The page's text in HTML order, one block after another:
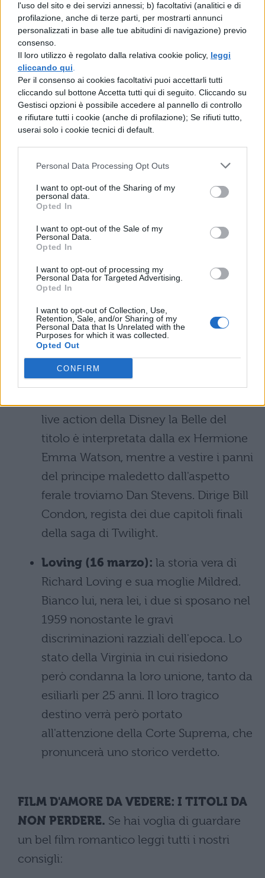
l'uso del sito e dei servizi annessi; b) facoltativi (analitici e di
profilazione, anche di terze parti, per mostrarti annunci
personalizzati in base alle tue abitudini di navigazione) previo
consenso.
Il loro utilizzo è regolato dalla relativa cookie policy, leggi
cliccando qui
Per il consenso ai cookies facoltativi puoi accettarli tutti
cliccando sul bottone Accetta tutti qui di seguito. Cliccando su
Gestisci opzioni è possibile accedere al pannello di controllo
e rifiutare tutti i cookie (anche di profilazione); Se rifiuti tutto,
userai solo i cookie tecnici di default.
Personal Data Processing Opt Outs
I want to opt-out of the Sharing of my
personal data.
Opted In
I want to opt-out of the Sale of my
Personal Data.
Opted In
I want to opt-out of processing my
Personal Data for Targeted Advertising.
Opted In
I want to opt-out of Collection, Use,
Retention, Sale, and/or Sharing of my
Personal Data that Is Unrelated with the
Purposes for which it was collected.
Opted Out
CONFIRM
scena e rovesciamenti di fronte che
stupiranno anche il più navigato dei
Casanova.
La luce sugli oceani (8 marzo):Alicia
Vikander e Michael Fassbender sono la
sfortunata coppia protagonista di
questo melodramma storico. Un ex
soldato inglese divenuto guardiano del
faro trova moglie in una donna del
luogo che gli propone di sposarla. I due
ad avere figli. Una notte una bambina
felicità, almeno fino a quando non
ricomparirà la madre naturale.
La bella e la Bestia (16 marzo):il più
classico dei classici del romanticismo,
che ha insegnato a generazioni di
ragazzi e ragazze a guardare oltre
live action della Disney la Belle del
titolo è interpretata dalla ex Hermione
Emma Watson, mentre a vestire i panni
del principe maledetto dall'aspetto
ferale troviamo Dan Stevens. Dirige Bill
Condon, regista dei due capitoli finali
della saga di Twilight.
Loving (16 marzo): la storia vera di
Richard Loving e sua moglie Mildred.
Bianco lui, nera lei, i due si sposano nel
1959 nonostante le gravi
discriminazioni razziali dell'epoca. Lo
stato della Virginia in cui risiedono
però condanna la loro unione, tanto da
esiliarli per 25 anni. Il loro tragico
destino verrà però portato
all'attenzione della Corte Suprema, che
pronuncerà uno storico verdetto.
FILM D'AMORE DA VEDERE: I TITOLI DA
NON PERDERE. Se hai voglia di guardare
un bel film romantico leggi tutti i nostri
consigli: